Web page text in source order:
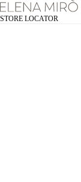
STORE LOCATOR